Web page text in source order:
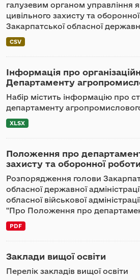
галузевим органом управління
цивільного захисту та
Закарпатської обласної
CSV
Інформація про
Департаменту
Набір містить інформацію про
департаменту
XLSX
Положення про
захисту та оборонної роботи
Розпорядження голови
обласної державної
обласної військової
"Про Положення про
PDF
Заклади вищої освіти
Перелік закладів вищої освіти